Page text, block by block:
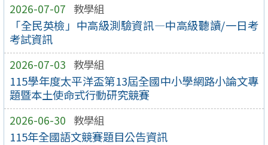
2026-07-07 教學組
「全民英檢」中高級測驗資訊—中高級聽讀/一日考
考試資訊
2026-07-03 教學組
115學年度太平洋盃第13屆全國中小學網路小論文專
題暨本土使命式行動研究競賽
2026-06-30 教學組
115年全國語文競賽題目公告資訊